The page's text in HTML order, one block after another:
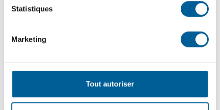
Statistiques
Marketing
Tout autoriser
10 juin 2026
FINANCES MUNICIPALES | Dépôt du rapport financier
juin 2026
COLLECTES – Changement de vocation du bac brun |
résidus verts